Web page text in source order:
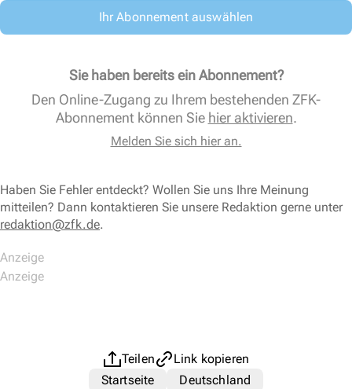
Ihr Abonnement auswählen
Sie haben bereits ein Abonnement?
Den Online-Zugang zu Ihrem bestehenden ZFK-
Abonnement können Sie hier aktivieren.
Melden Sie sich hier an.
Haben Sie Fehler entdeckt? Wollen Sie uns Ihre Meinung
mitteilen? Dann kontaktieren Sie unsere Redaktion gerne unter
redaktion@zfk.de.
Teilen
Link kopieren
Startseite
Deutschland